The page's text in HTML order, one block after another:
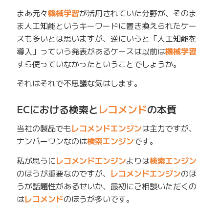
まあ元々機械学習が活用されていた分野が、そのま
ま人工知能というキーワードに置き換えられたケー
スも多いとは思いますが、逆にいうと「人工知能を
導入」っていう発表があるケースは以前は機械学習
すら使っていなかったということでしょうか。
それはそれで不思議な気はします。
ECにおける検索と レコメンドの本質
当社の製品でもレコメンドエンジンは主力ですが、
ナンバーワンなのは検索エンジンです。
私が思うにレコメンドエンジンよりは検索エンジン
のほうが重要なのですが、 レコメンドエンジンのほ
うが話題性があるせいか、最初にご相談いただくの
はレコメンドのほうが多いです。